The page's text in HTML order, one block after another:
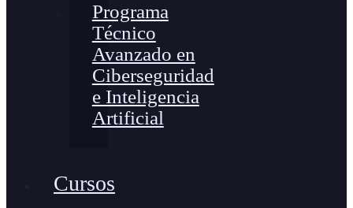
Programa
Técnico
Avanzado en
Ciberseguridad
e Inteligencia
Artificial
Cursos